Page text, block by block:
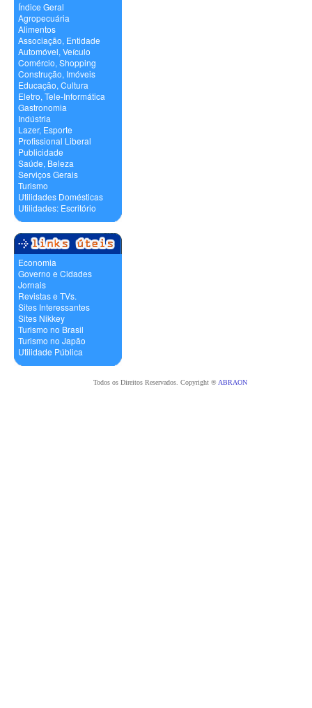
Índice Geral
Agropecuária
Alimentos
Associação, Entidade
Automóvel, Veículo
Comércio, Shopping
Construção, Imóveis
Educação, Cultura
Eletro, Tele-Informática
Gastronomia
Indústria
Lazer, Esporte
Profissional Liberal
Publicidade
Saúde, Beleza
Serviços Gerais
Turismo
Utilidades Domésticas
Utilidades: Escritório
Economia
Governo e Cidades
Jornais
Revistas e TVs.
Sites Interessantes
Sites Nikkey
Turismo no Brasil
Turismo no Japão
Utilidade Pública
Todos os Direitos Reservados. Copyright ® ABRAON